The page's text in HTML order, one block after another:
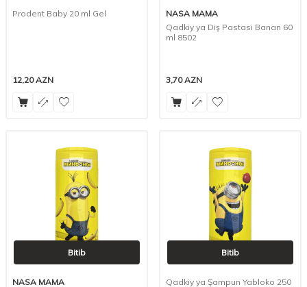
Prodent Baby 20 ml Gel
12,20AZN
NASA MAMA
Qadkiy ya Diş Pastasi Banan 60
ml 8502
3,70AZN
Bitib
NASA MAMA
Bitib
Qadkiy ya Şampun Yabloko 250